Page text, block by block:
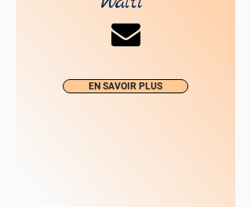
EN SAVOIR PLUS